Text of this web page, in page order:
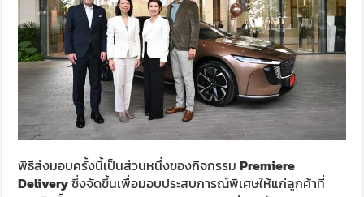
พิธีส่งมอบครั้งนี้เป็นส่วนหนึ่งของกิจกรรมPremiere
Deliveryซึ่งจัดขึ้นเพื่อมอบประสบการณ์พิเศษให้แก่ลูกค้าที่